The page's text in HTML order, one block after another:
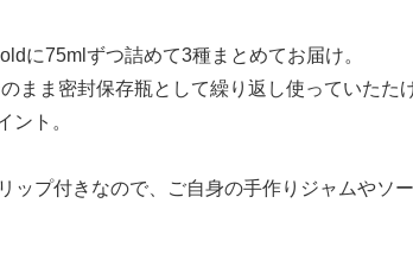
に75mlずつ詰めて3種まとめてお届け。
まま密封保存瓶として繰り返し使っていたた
ント。
プ付きなので、ご自身の手作りジャムやソ